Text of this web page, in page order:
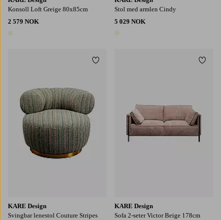
Konsoll Loft Greige 80x85cm
2 579 NOK
Stol med armlen Cindy
5 029 NOK
KARE Design
Svingbar lenestol Couture Stripes
Legg til favoritter
KARE Design
Sofa 2-seter Victor Beige 178cm